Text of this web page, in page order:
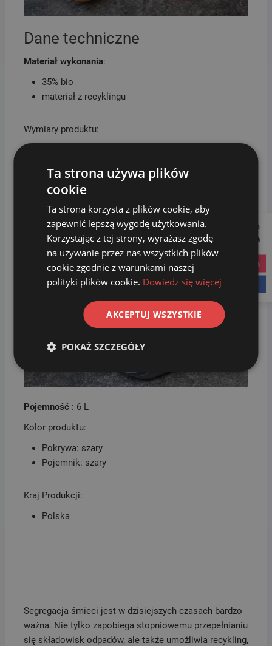
Dane techniczne
Materiał wykonania:
35% bio
materiał z recyklingu
Wymiary produktu:
Wysokość: 19 cm
Pojemność: 6 L
Kolor produktu:
Pokrywa: szary
Pojemnik: szary
Kraj Produkcji:
Polska
Segregacja śmieci jest w dzisiejszych czasach bardzo
ważna. Nie tylko zapobiega stopniowemu przepełnianiu
się składowisk odpadów, ale także umożliwia recykling,
Follow us on
Social Media
instagram
Ta strona używa plików
cookie
Ta strona korzysta z plików cookie, aby
zapewnić lepszą wygodę użytkowania.
Korzystając z tej strony, wyrażasz zgodę
na używanie przez nas wszystkich plików
cookie zgodnie z warunkami naszej
polityki plików cookie. Dowiedz się więcej
AKCEPTUJ WSZYSTKIE
POKAŻ SZCZEGÓŁY